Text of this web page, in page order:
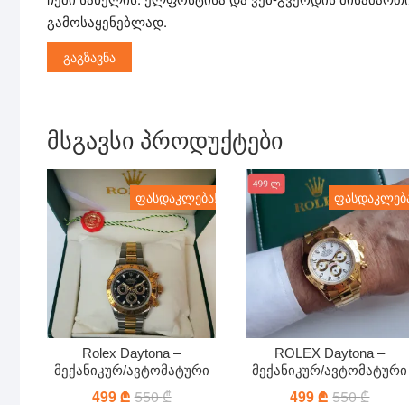
გამოსაყენებლად.
მსგავსი პროდუქტები
ფასდაკლება!
Rolex Daytona –
მექანიკურ/ავტომატური
550₾Original
499₾ Current
ROLEX Daytona –
მექანიკურ/ავტომატური
550₾Original
499₾ Current